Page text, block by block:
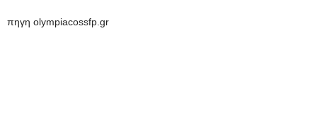
πηγη olympiacossfp.gr